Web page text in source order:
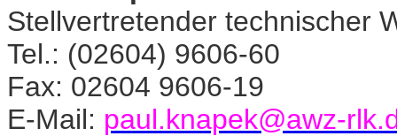
Stellvertretender technischer
Tel.: (02604) 9606-60
Fax: 02604 9606-19
E-Mail: paul.knapek@awz-